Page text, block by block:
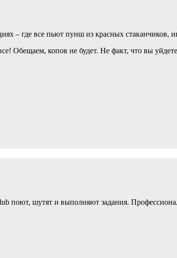
– где все пьют пунш из красных стаканчиков,
копов не будет. Не факт, что вы
поют, шутят и выполняют задания.